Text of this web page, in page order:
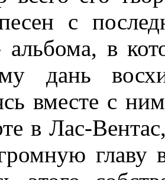
с
в
дань
вместе с
в Лас-
главу